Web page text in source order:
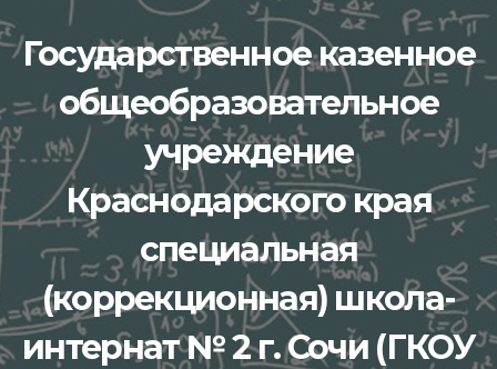
Перейти
к
содержимому
Государственное казенное
общеобразовательное
учреждение
Краснодарского края
специальная
(коррекционная) школа-
интернат № 2 г. Сочи (ГКОУ